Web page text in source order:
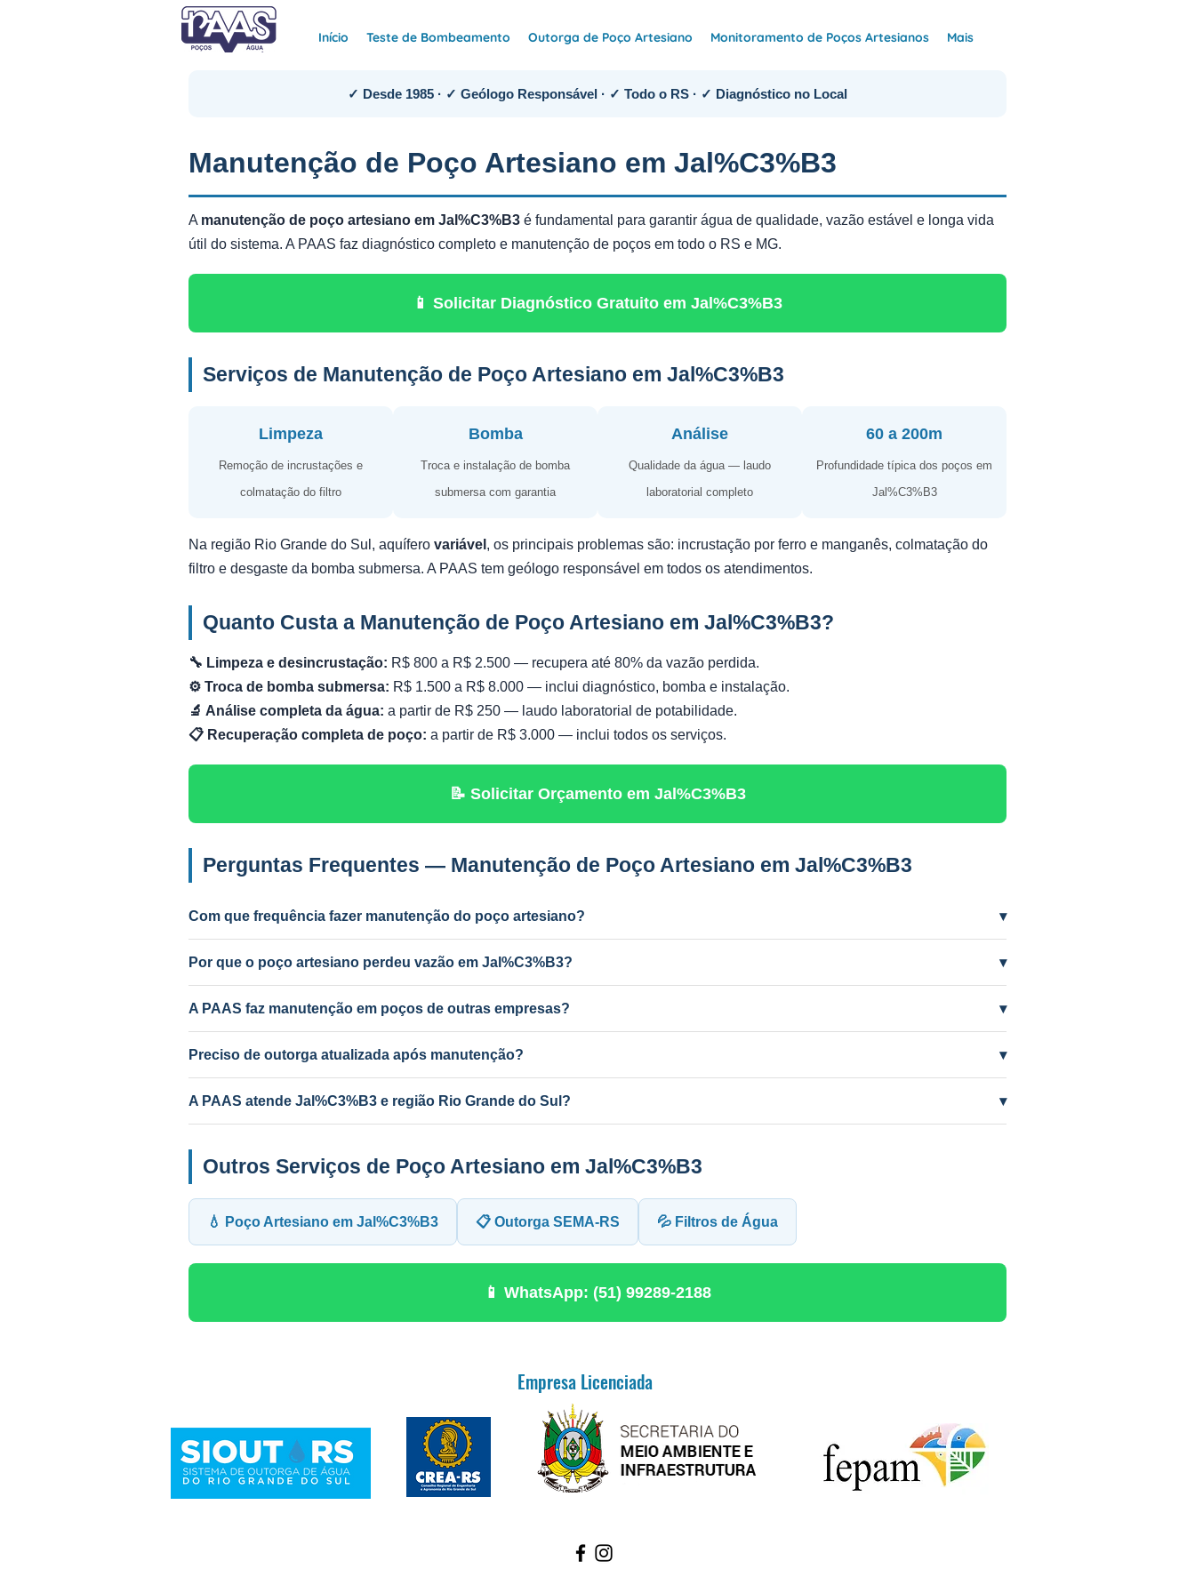
Início Teste de Bombeamento Outorga de Poço Artesiano Monitoramento de Poços Artesianos Mais
✓ Desde 1985 · ✓ Geólogo Responsável · ✓ Todo o RS · ✓ Diagnóstico no Local
Manutenção de Poço Artesiano em Jal%C3%B3
A manutenção de poço artesiano em Jal%C3%B3 é fundamental para garantir água de qualidade, vazão estável e longa vida
útil do sistema. A PAAS faz diagnóstico completo e manutenção de poços em todo o RS e MG.
📱 Solicitar Diagnóstico Gratuito em Jal%C3%B3
Serviços de Manutenção de Poço Artesiano em Jal%C3%B3
Limpeza
Remoção de incrustações e
colmatação do filtro
Bomba
Troca e instalação de bomba
submersa com garantia
Análise
Qualidade da água — laudo
laboratorial completo
60 a 200m
Profundidade típica dos poços em
Jal%C3%B3
Na região Rio Grande do Sul, aquífero variável , os principais problemas são: incrustação por ferro e manganês, colmatação do
filtro e desgaste da bomba submersa. A PAAS tem geólogo responsável em todos os atendimentos.
Quanto Custa a Manutenção de Poço Artesiano em Jal%C3%B3?
🔧 Limpeza e desincrustação: R$ 800 a R$ 2.500 — recupera até 80% da vazão perdida.
⚙️ Troca de bomba submersa: R$ 1.500 a R$ 8.000 — inclui diagnóstico, bomba e instalação.
🔬 Análise completa da água: a partir de R$ 250 — laudo laboratorial de potabilidade.
📋 Recuperação completa de poço: a partir de R$ 3.000 — inclui todos os serviços.
📝 Solicitar Orçamento em Jal%C3%B3
Perguntas Frequentes — Manutenção de Poço Artesiano em Jal%C3%B3
Com que frequência fazer manutenção do poço artesiano?
▾
Anual para uso intenso (agrícola/industrial) e a cada 2 anos para uso residencial. Poços antigos podem precisar mais frequentemente.
Por que o poço artesiano perdeu vazão em Jal%C3%B3?
▾
Causas mais comuns: incrustação por ferro e manganês, colmatação do filtro, bomba desgastada ou aquífero em nível baixo por seca. A
PAAS diagnostica e resolve.
A PAAS faz manutenção em poços de outras empresas?
▾
Sim! A PAAS faz diagnóstico e manutenção de qualquer poço artesiano em Jal%C3%B3, independentemente de quem perfurou.
Preciso de outorga atualizada após manutenção?
▾
Depende do serviço. Troca de bomba com mudança de vazão pode exigir atualização no SEMA-RS. A PAAS orienta e cuida do processo.
A PAAS atende Jal%C3%B3 e região Rio Grande do Sul?
▾
Sim! Desde 1985, com geólogo responsável e equipe própria em todo o RS e MG.
Outros Serviços de Poço Artesiano em Jal%C3%B3
💧 Poço Artesiano em Jal%C3%B3 📋 Outorga SEMA-RS 💦 Filtros de Água
📱 WhatsApp: (51) 99289-2188
Empresa Licenciada